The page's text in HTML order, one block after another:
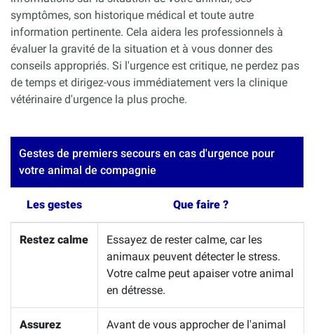
symptômes, son historique médical et toute autre
information pertinente. Cela aidera les professionnels à
évaluer la gravité de la situation et à vous donner des
conseils appropriés. Si l'urgence est critique, ne perdez pas
de temps et dirigez-vous immédiatement vers la clinique
vétérinaire d'urgence la plus proche.
Gestes de premiers secours en cas d'urgence pour
votre animal de compagnie
Les gestes Que faire ?
Restez calme
Essayez de rester calme, car les
animaux peuvent détecter le stress.
Votre calme peut apaiser votre animal
en détresse.
Assurez
Avant de vous approcher de l'animal